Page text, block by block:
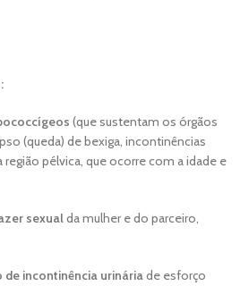
(que sustentam os órgãos
(queda) de bexiga, incontinências
pélvica, que ocorre com a idade e
sexualda mulher e do parceiro,
de incontinência urináriade esforço